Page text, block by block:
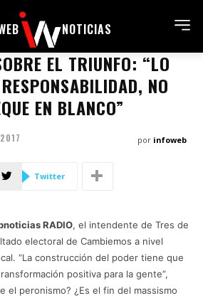
NOTICIAS
EL TRIUNFO: “LO
NO
EN BLANCO”
por infoweb
Twitter
RADIO, el intendente de Tres de
electoral de Cambiemos a nivel
“La construcción del poder tiene que
positiva para la gente”,
el peronismo? ¿Es el fin del massismo